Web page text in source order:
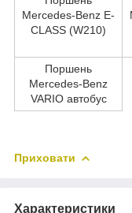
Mercedes-Benz E-
CLASS (W210)
Поршень
Mercedes-Benz
VARIO автобус
Приховати
Характеристики